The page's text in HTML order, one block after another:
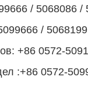
/ 5068086 /
/ 5068199
+86 0572-
:+86 0572-